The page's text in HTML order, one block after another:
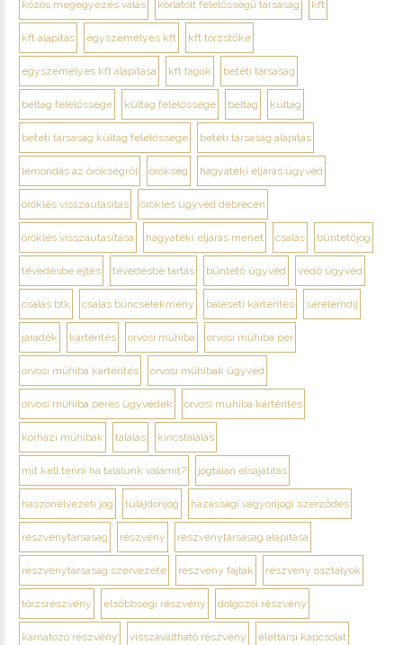
közös megegyezés válás korlátolt felelősségű társaság kft
kft alapítás egyszemélyes kft kft törzstőke
egyszemélyes kft alapítása kft tagok betéti társaság
beltag felelőssége kültag felelőssége beltag kültag
betéti társaság kültag felelőssége betéti társaság alapítás
lemondás az örökségről örökség hagyatéki eljárás ügyvéd
öröklés visszautasítás öröklés ügyvéd debrecen
öröklés visszautasítása hagyatéki eljárás menet csalás büntetőjog
tévedésbe ejtés tévedésbe tartás büntető ügyvéd védő ügyvéd
csalás btk csalás bűncselekmény baleseti kártérítés sérelemdíj
járadék kártérítés orvosi műhiba orvosi műhiba per
orvosi műhiba kártérítés orvosi műhibák ügyvéd
orvosi műhiba peres ügyvédek orvosi muhiba kártérítes
kórházi műhibák találás kincstalálás
mit kell tenni ha találunk valamit? jogtalan elsajátítás
haszonélvezeti jog tulajdonjog házassági vagyonjogi szerződés
részvénytársaság részvény részvénytársaság alapítása
részvénytársaság szervezete részvény fajták részvény osztályok
törzsrészvény elsőbbségi részvény dolgozói részvény
kamatozó részvény visszaváltható részvény élettársi kapcsolat